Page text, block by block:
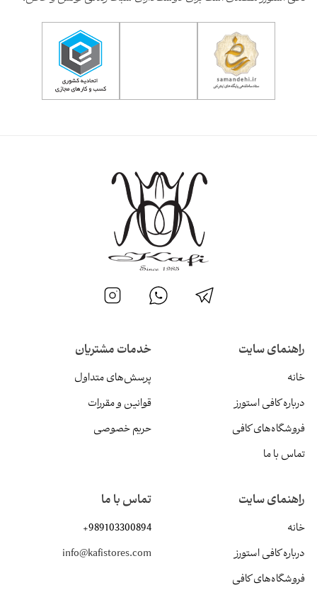
راهنمای سایت
خانه
درباره کافی استورز
فروشگاه‌های کافی
تماس با ما
خدمات مشتریان
پرسش‌های متداول
قوانین و مقررات
حریم خصوصی
راهنمای سایت
خانه
درباره کافی استورز
فروشگاه‌های کافی
تماس با ما
+989103300894
info@kafistores.com